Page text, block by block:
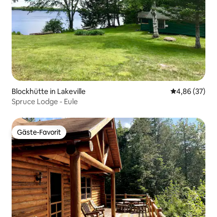
Blockhütte in Lakeville
4,86 (37)
Spruce Lodge - Eule
Gäste-Favorit
Gäste-Favorit